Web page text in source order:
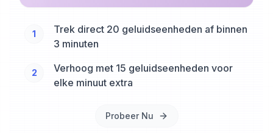
1
Trek direct 20 geluidseenheden af binnen
3 minuten
2
Verhoog met 15 geluidseenheden voor
elke minuut extra
Probeer Nu